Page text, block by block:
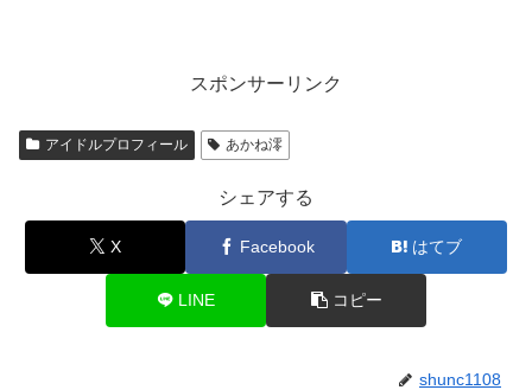
スポンサーリンク
アイドルプロフィール あかね澪
シェアする
X Facebook はてブ
LINE コピー
shunc1108